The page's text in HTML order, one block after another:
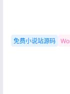
免费小说站源码
没有账号？立即注